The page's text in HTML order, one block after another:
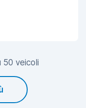
50 veicoli